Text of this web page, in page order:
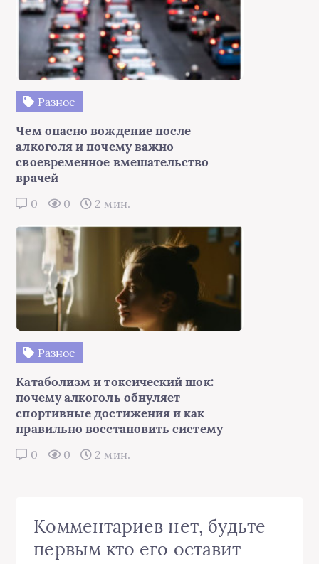
Разное
Чем опасно вождение после
алкоголя и почему важно
своевременное вмешательство
врачей
0 0 2 мин.
Разное
Катаболизм и токсический шок:
почему алкоголь обнуляет
спортивные достижения и как
правильно восстановить систему
0 0 2 мин.
Комментариев нет, будьте
первым кто его оставит